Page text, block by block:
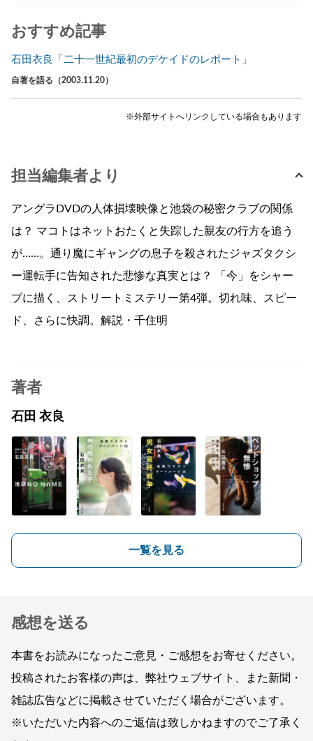
おすすめ記事
石田衣良「二十一世紀最初のデケイドのレポート」
自著を語る（2003.11.20）
※外部サイトへリンクしている場合もあります
担当編集者より
アングラDVDの人体損壊映像と池袋の秘密クラブの関係
は？ マコトはネットおたくと失踪した親友の行方を追う
が……。通り魔にギャングの息子を殺されたジャズタクシ
ー運転手に告知された悲惨な真実とは？ 「今」をシャー
プに描く、ストリートミステリー第4弾。切れ味、スピー
ド、さらに快調。解説・千住明
著者
石田 衣良
一覧を見る
感想を送る
本書をお読みになったご意見・ご感想をお寄せください。
投稿されたお客様の声は、弊社ウェブサイト、また新聞・
雑誌広告などに掲載させていただく場合がございます。
※いただいた内容へのご返信は致しかねますのでご了承く